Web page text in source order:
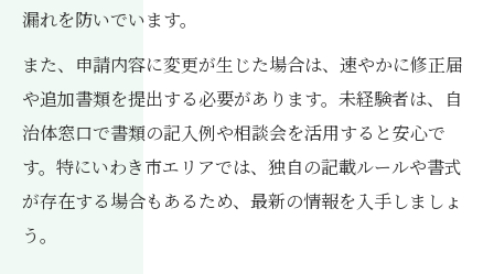
漏れを防いでいます。
また、申請内容に変更が生じた場合は、速やかに修正届
や追加書類を提出する必要があります。未経験者は、自
治体窓口で書類の記入例や相談会を活用すると安心で
す。特にいわき市エリアでは、独自の記載ルールや書式
が存在する場合もあるため、最新の情報を入手しましょ
う。